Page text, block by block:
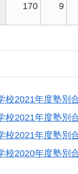
170 9
校2021年度塾別
校2021年度塾別
校2021年度塾別
校2020年度塾別